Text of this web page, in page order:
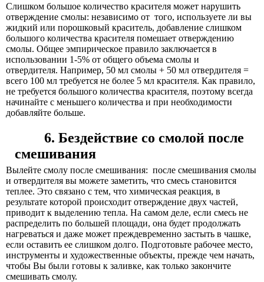
Слишком большое количество красителя может нарушить
отверждение смолы: независимо от того, используете ли вы
жидкий или порошковый краситель, добавление слишком
большого количества красителя помешает отверждению
смолы. Общее эмпирическое правило заключается в
использовании 1-5% от общего объема смолы и
отвердителя. Например, 50 мл смолы + 50 мл отвердителя =
всего 100 мл требуется не более 5 мл красителя. Как правило,
не требуется большого количества красителя, поэтому всегда
начинайте с меньшего количества и при необходимости
добавляйте больше.
6. Бездействие со смолой после
смешивания
Вылейте смолу после смешивания: после смешивания смолы
и отвердителя вы можете заметить, что смесь становится
теплее. Это связано с тем, что химическая реакция, в
результате которой происходит отверждение двух частей,
приводит к выделению тепла. На самом деле, если смесь не
распределить по большей площади, она будет продолжать
нагреваться и даже может преждевременно застыть в чашке,
если оставить ее слишком долго. Подготовьте рабочее место,
инструменты и художественные объекты, прежде чем начать,
чтобы Вы были готовы к заливке, как только закончите
смешивать смолу.